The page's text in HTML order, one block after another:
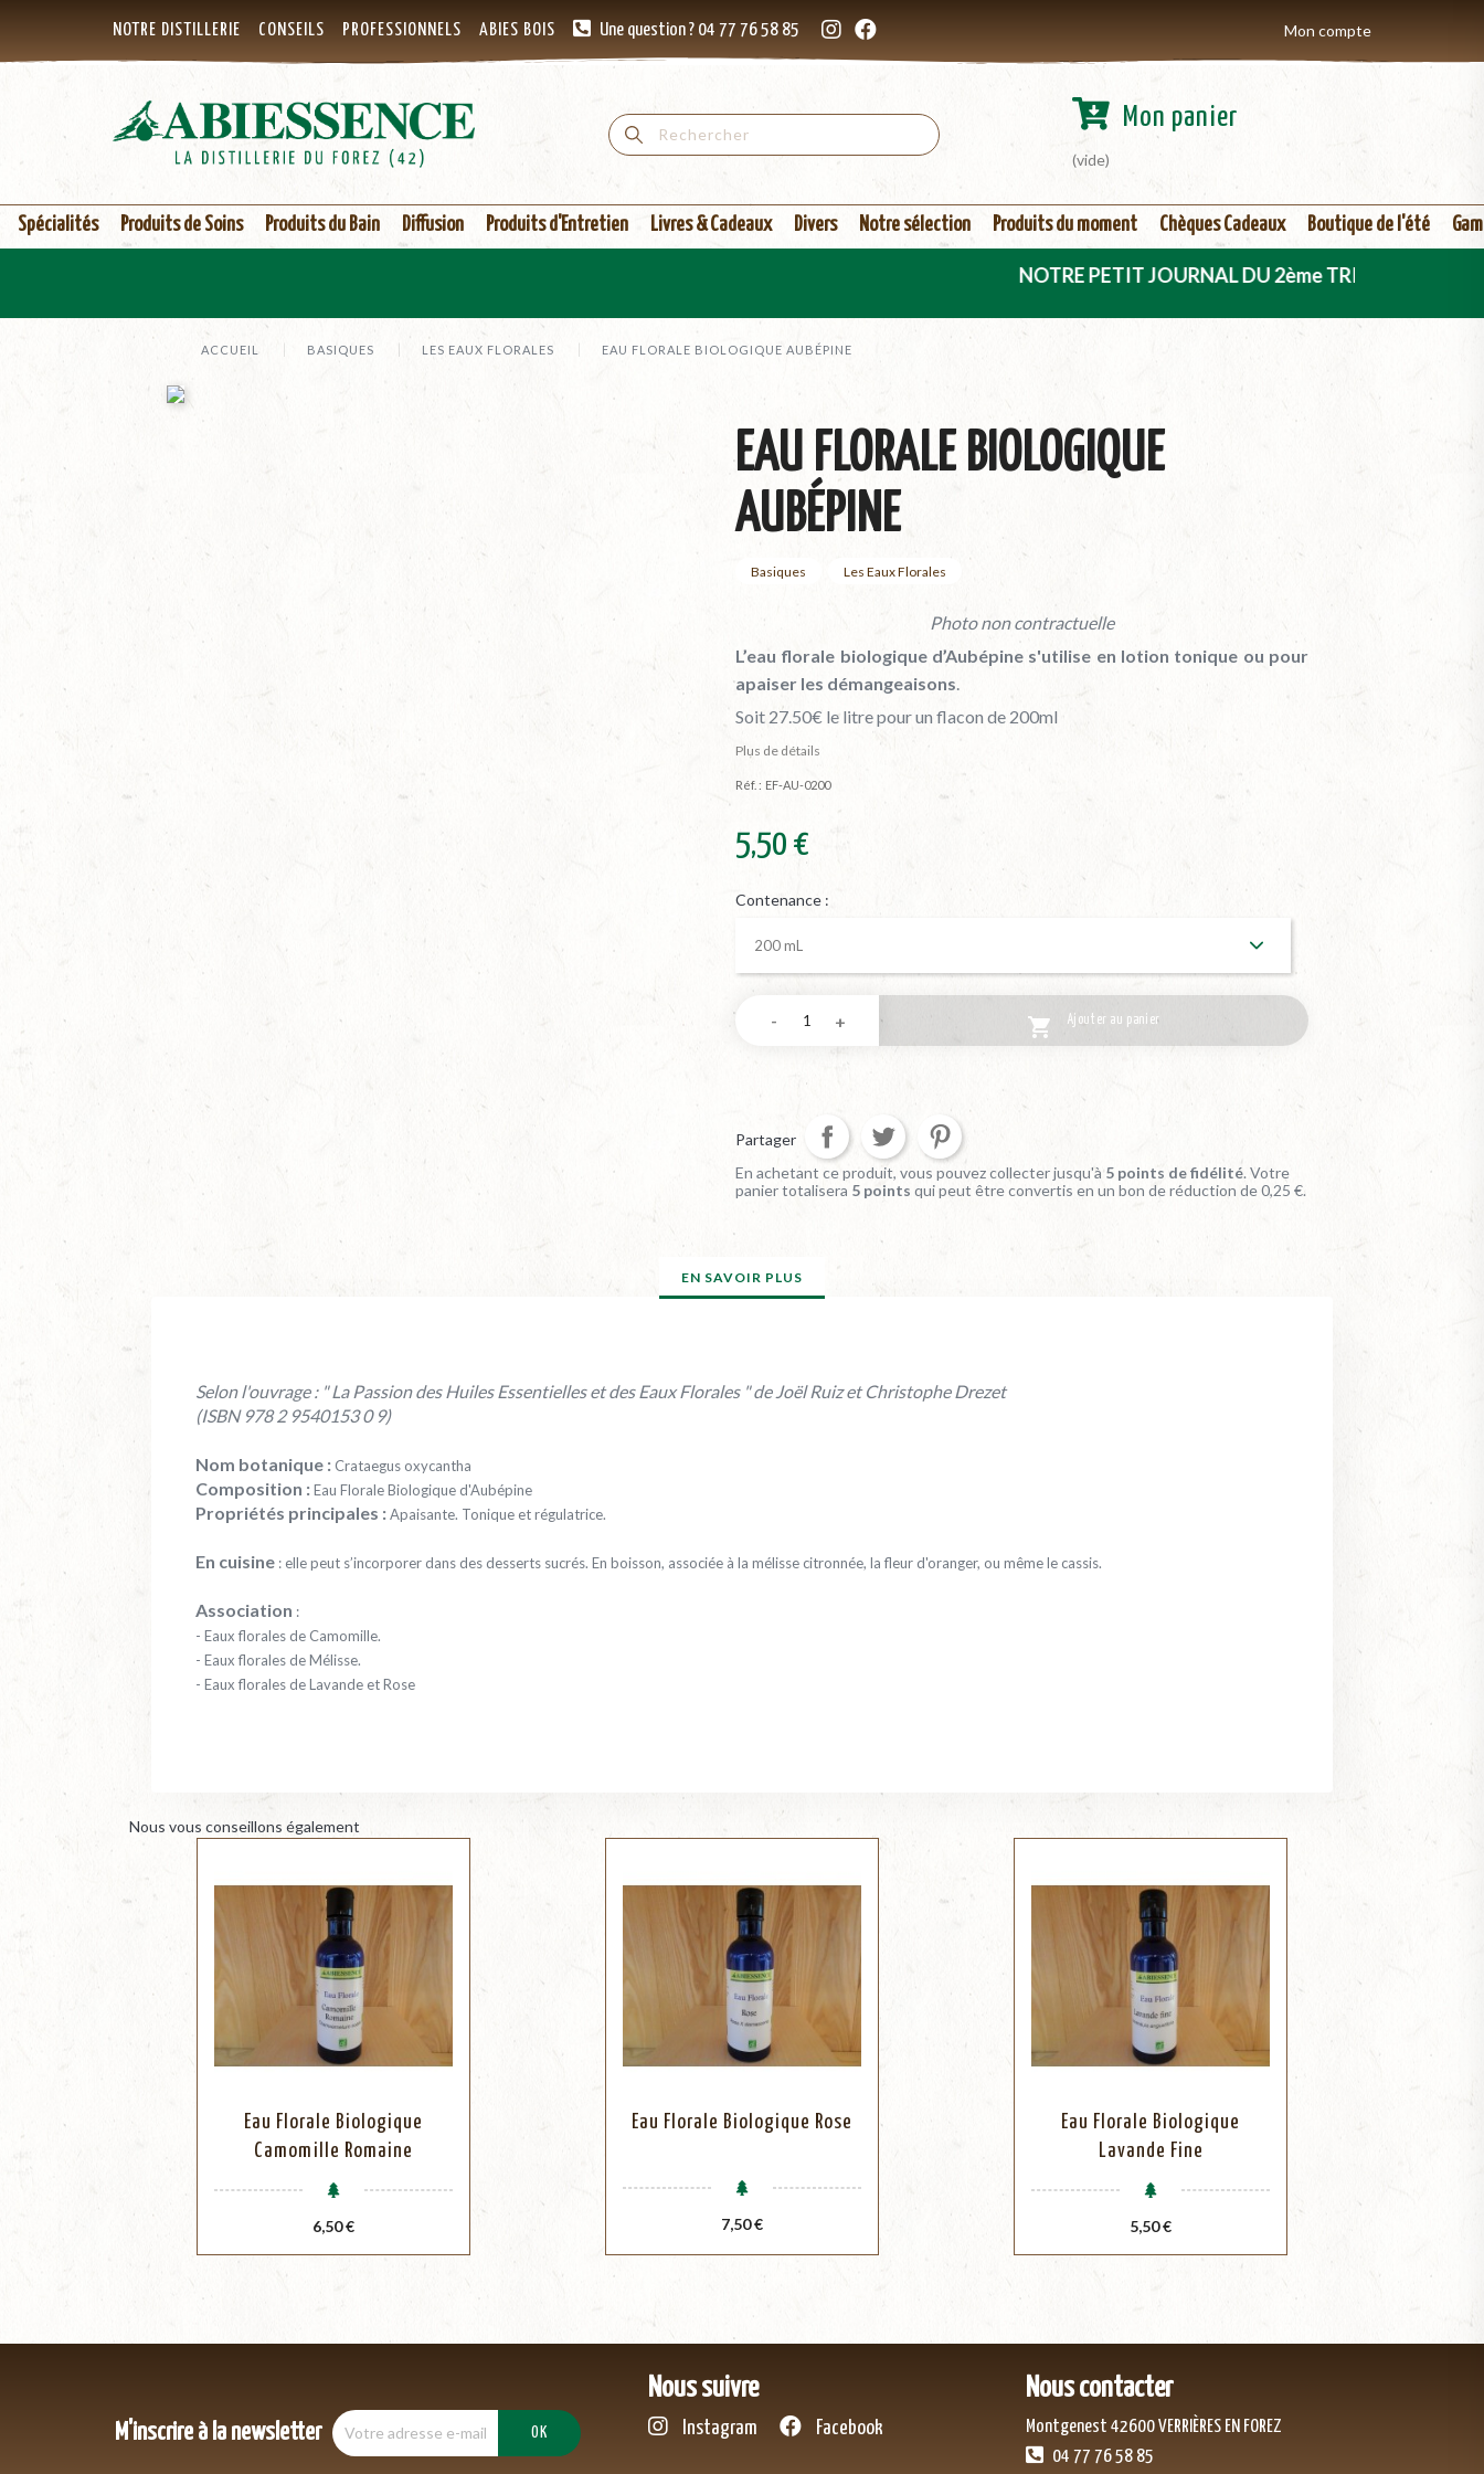
NOTRE DISTILLERIE CONSEILS PROFESSIONNELS ABIES BOIS Une question ? 04 77 76 58 85 Mon compte
Mon panier
(vide)
Spécialités Produits de Soins Produits du Bain Diffusion Produits d'Entretien Livres & Cadeaux Divers Notre sélection Produits du moment Chèques Cadeaux Boutique de l'été
NOTRE PETIT JOURNAL DU 2ème TRIMESTRE 2026 EST
ACCUEIL BASIQUES LES EAUX FLORALES EAU FLORALE BIOLOGIQUE AUBÉPINE
EAU FLORALE BIOLOGIQUE
AUBÉPINE
Basiques Les Eaux Florales
Photo non contractuelle
L’eau florale biologique d’Aubépine s'utilise en lotion tonique ou pour
apaiser les démangeaisons.
Soit 27.50€ le litre pour un flacon de 200ml
Plus de détails
Réf. : EF-AU-0200
5,50 €
Contenance :
 Ajouter au panier
Partager
En achetant ce produit, vous pouvez collecter jusqu'à 5 points de fidélité. Votre
panier totalisera 5 points qui peut être convertis en un bon de réduction de0,25 €.
EN SAVOIR PLUS
Selon l'ouvrage : " La Passion des Huiles Essentielles et des Eaux Florales " de Joël Ruiz et Christophe Drezet
(ISBN 978 2 9540153 0 9)
Nom botanique : Crataegus oxycantha
Composition :Eau Florale Biologique d'Aubépine
Propriétés principales :Apaisante. Tonique et régulatrice.
En cuisine : elle peut s’incorporer dans des desserts sucrés. En boisson, associée à la mélisse citronnée, la fleur d'oranger, ou même le cassis.
Association :
- Eaux florales de Camomille.
- Eaux florales de Mélisse.
- Eaux florales de Lavande et Rose
Nous vous conseillons également
Eau Florale Biologique
Camomille Romaine
Prix
6,50 €
Eau Florale Biologique Rose
Prix
7,50 €
Eau Florale Biologique
Lavande Fine
Prix
5,50 €
M'inscrire à la newsletter
Nous suivre
Instagram Facebook
Nous contacter
Montgenest 42600 VERRIÈRES EN FOREZ
04 77 76 58 85